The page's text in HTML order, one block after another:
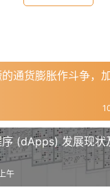
通货膨胀作斗争，
(dApps) 发展现状
午